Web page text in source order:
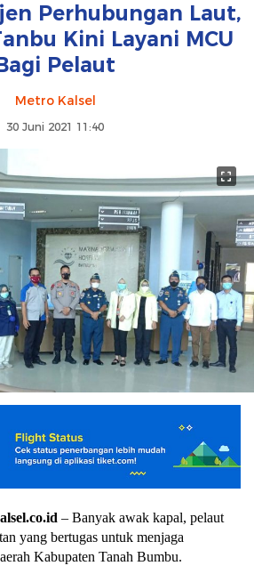
Perhubungan Laut,
Kini Layani MCU
Pelaut
Metro Kalsel
30 Juni 2021 11:40
– Banyak awak kapal, pelaut
yang bertugas untuk menjaga
Kabupaten Tanah Bumbu.